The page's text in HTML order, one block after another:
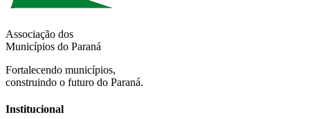
Associação dos
Municípios do Paraná
Fortalecendo municípios,
construindo o futuro do Paraná.
Institucional